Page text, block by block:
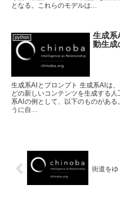
となる。これらのモデルは...
python
生成系
動生成
生成系AIとプロンプト 生成系AIは
どの新しいコンテンツを生成する
系AIの例として、以下のものがあ
うに自...
街道を